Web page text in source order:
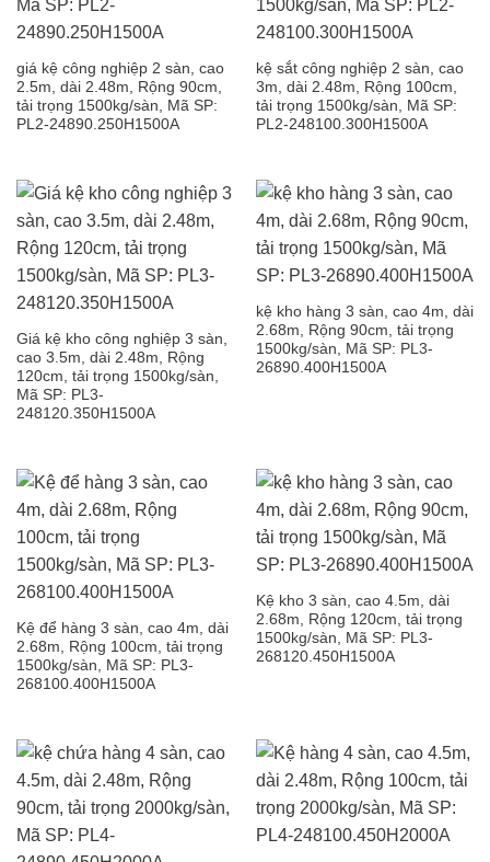
giá kệ công nghiệp 2 sàn, cao
2.5m, dài 2.48m, Rộng 90cm,
tải trọng 1500kg/sàn, Mã SP:
PL2-24890.250H1500A
kệ sắt công nghiệp 2 sàn, cao
3m, dài 2.48m, Rộng 100cm,
tải trọng 1500kg/sàn, Mã SP:
PL2-248100.300H1500A
Giá kệ kho công nghiệp 3 sàn,
cao 3.5m, dài 2.48m, Rộng
120cm, tải trọng 1500kg/sàn,
Mã SP: PL3-
248120.350H1500A
kệ kho hàng 3 sàn, cao 4m, dài
2.68m, Rộng 90cm, tải trọng
1500kg/sàn, Mã SP: PL3-
26890.400H1500A
Kệ để hàng 3 sàn, cao 4m, dài
2.68m, Rộng 100cm, tải trọng
1500kg/sàn, Mã SP: PL3-
268100.400H1500A
Kệ kho 3 sàn, cao 4.5m, dài
2.68m, Rộng 120cm, tải trọng
1500kg/sàn, Mã SP: PL3-
268120.450H1500A